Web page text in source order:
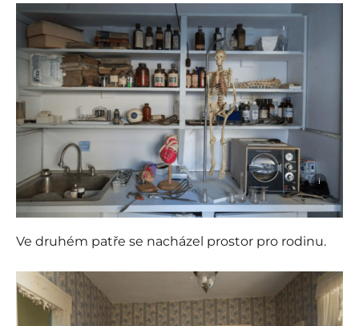
i
Ve druhém patře se nacházel prostor pro rodinu.